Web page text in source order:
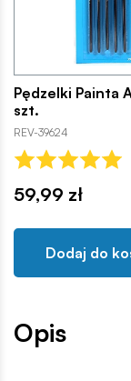
Pędzelki Painta
szt.
REV-39624
59,99 zł
Dodaj do
Opis